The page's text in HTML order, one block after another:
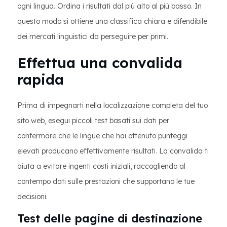
ogni lingua. Ordina i risultati dal più alto al più basso. In
questo modo si ottiene una classifica chiara e difendibile
dei mercati linguistici da perseguire per primi.
Effettua una convalida
rapida
Prima di impegnarti nella localizzazione completa del tuo
sito web, esegui piccoli test basati sui dati per
confermare che le lingue che hai ottenuto punteggi
elevati producano effettivamente risultati. La convalida ti
aiuta a evitare ingenti costi iniziali, raccogliendo al
contempo dati sulle prestazioni che supportano le tue
decisioni.
Test delle pagine di destinazione